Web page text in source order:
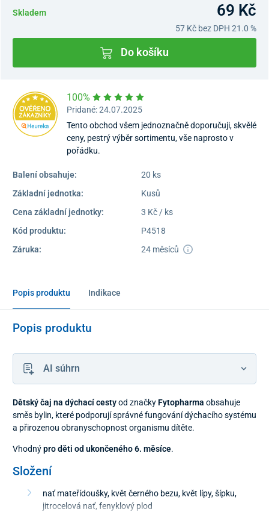
Skladem 69 Kč
57 Kč bez DPH 21.0 %
Do košíku
100%
Pridané: 24.07.2025
Tento obchod všem jednoznačně doporučuji, skvělé
ceny, pestrý výběr sortimentu, vše naprosto v
pořádku.
Balení obsahuje:
20 ks
Základní jednotka:
Kusů
Cena základní jednotky:
3 Kč / ks
Kód produktu:
P4518
Záruka:
24 měsíců
Popis produktu Indikace
Popis produktu
AI súhrn
Dětský čaj na dýchací cestyod značky Fytopharma obsahuje
směs bylin, které podporují správné fungování dýchacího systému
a přirozenou obranyschopnost organismu dítěte.
Vhodnýpro děti od ukončeného 6. měsíce.
Složení
nať mateřídoušky, květ černého bezu, květ lípy, šípku,
jitrocelová nať, fenyklový plod